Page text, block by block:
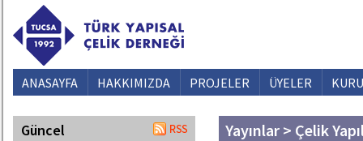
ANASAYFA HAKKIMIZDA PROJELER ÜYELER
Güncel Yayınlar > Çelik